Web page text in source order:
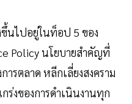
ขึ้นไปอยู่ในท็อป 5 ของ
Policy นโยบายสำคัญที่
ารตลาด หลีกเลี่ยงสงคราม
ร่งของการดำเนินงานทุก